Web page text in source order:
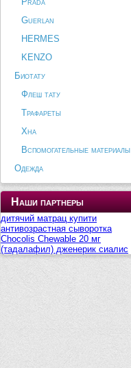
Guerlan
HERMES
KENZO
Биотату
Флеш тату
Трафареты
Хна
Вспомогательные материалы
Одежда
Наши партнеры
дитячий матрац купити
антивозрастная сыворотка
Chocolis Chewable 20 мг
(тадалафил) дженерик сиалис